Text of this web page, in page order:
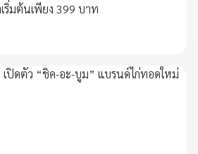
ริ่มต้นเพียง 399 บาท